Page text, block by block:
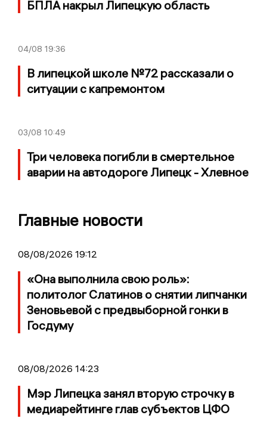
БПЛА накрыл Липецкую область
04/08 19:36
В липецкой школе №72 рассказали о
ситуации с капремонтом
03/08 10:49
Три человека погибли в смертельное
аварии на автодороге Липецк - Хлевное
Главные новости
08/08/2026 19:12
«Она выполнила свою роль»:
политолог Слатинов о снятии липчанки
Зеновьевой с предвыборной гонки в
Госдуму
08/08/2026 14:23
Мэр Липецка занял вторую строчку в
медиарейтинге глав субъектов ЦФО